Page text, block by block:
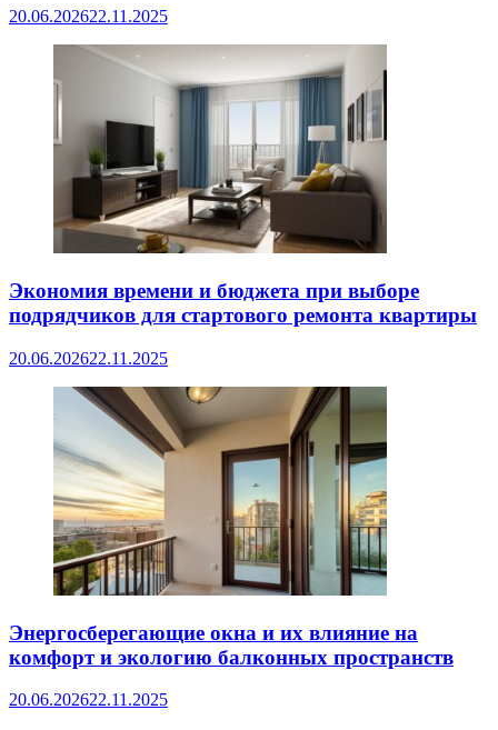
20.06.202622.11.2025
Экономия времени и бюджета при выборе
подрядчиков для стартового ремонта квартиры
20.06.202622.11.2025
Энергосберегающие окна и их влияние на
комфорт и экологию балконных пространств
20.06.202622.11.2025